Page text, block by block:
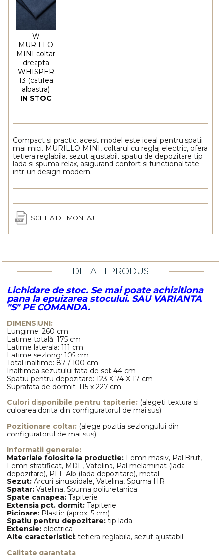
W
MURILLO
MINI coltar
dreapta
WHISPER
13 (catifea
albastra)
IN STOC
Compact si practic, acest model este ideal pentru spatii
mai mici. MURILLO MINI, coltarul cu reglaj electric, ofera
tetiera reglabila, sezut ajustabil, spatiu de depozitare tip
lada si spuma relax, asigurand confort si functionalitate
intr-un design modern.
SCHITA DE MONTAJ
DETALII PRODUS
Lichidare de stoc. Se mai poate achizitiona
pana la epuizarea stocului. SAU VARIANTA
"S" PE COMANDA.
DIMENSIUNI:
Lungime: 260 cm
Latime totală: 175 cm
Latime laterala: 111 cm
Latime sezlong: 105 cm
Total inaltime: 87 / 100 cm
Inaltimea sezutului fata de sol: 44 cm
Spatiu pentru depozitare: 123 X 74 X 17 cm
Suprafata de dormit: 115 x 227 cm
Culori disponibile pentru tapiterie: (alegeti textura si
culoarea dorita din configuratorul de mai sus)
Pozitionare coltar: (alege pozitia sezlongului din
configuratorul de mai sus)
Informatii generale:
Materiale folosite la productie: Lemn masiv, Pal Brut,
Lemn stratificat, MDF, Vatelina, Pal melaminat (lada
depozitare), PFL Alb (lada depozitare), metal
Sezut:Arcuri sinusoidale, Vatelina, Spuma HR
Spatar: Vatelina, Spuma poliuretanica
Spate canapea: Tapiterie
Extensia pct. dormit: Tapiterie
Picioare: Plastic (aprox. 5 cm)
Spatiu pentru depozitare: tip lada
Extensie: electrica
Alte caracteristici: tetiera reglabila, sezut ajustabil
Calitate garantata